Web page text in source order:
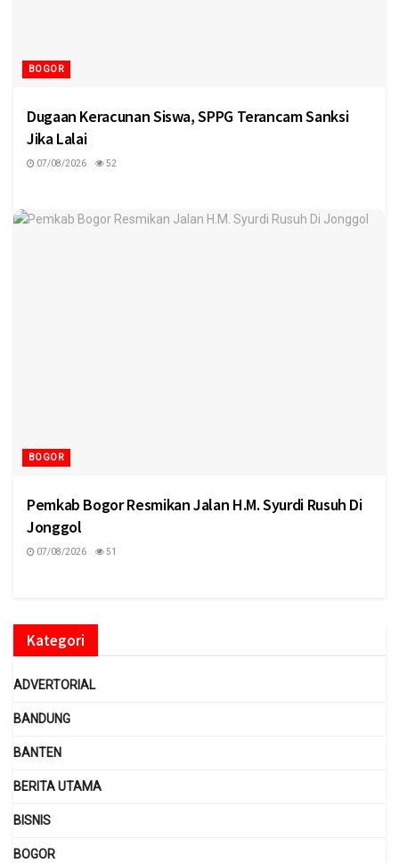
BOGOR
Dugaan Keracunan Siswa, SPPG Terancam Sanksi
Jika Lalai
07/08/2026 52
BOGOR
Pemkab Bogor Resmikan Jalan H.M. Syurdi Rusuh Di
Jonggol
07/08/2026 51
Kategori
ADVERTORIAL
BANDUNG
BANTEN
BERITA UTAMA
BISNIS
BOGOR